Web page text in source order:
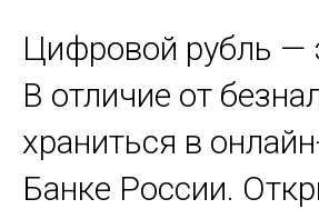
Цифровой рубль —
В отличие от
храниться в
Банке России.